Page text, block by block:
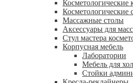
Косметологические
Косметологические
Массажные столы
Аксессуары для
Стул мастера
Корпусная мебель
Лаборатории
Мебель для
Стойки